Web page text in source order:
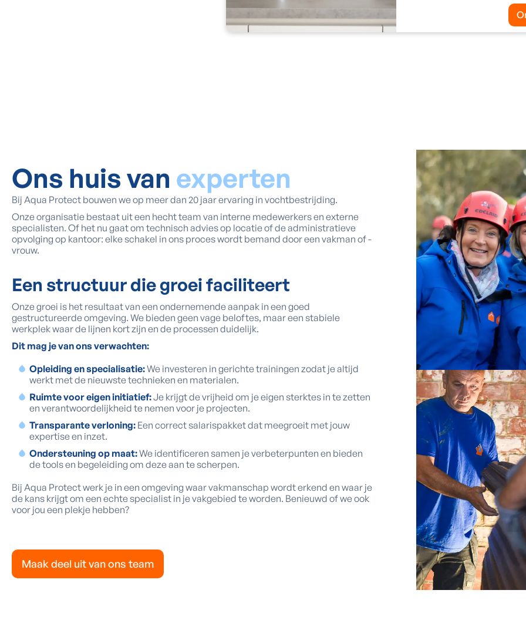
Ons huis van experten
Bij Aqua Protect bouwen we op meer dan 20 jaar ervaring in vochtbestrijding.
Onze organisatie bestaat uit een hecht team van interne medewerkers en externe
specialisten. Of het nu gaat om technisch advies op locatie of de administratieve
opvolging op kantoor: elke schakel in ons proces wordt bemand door een vakman of -
vrouw.
Een structuur die groei faciliteert
Onze groei is het resultaat van een ondernemende aanpak in een goed
gestructureerde omgeving. We bieden geen vage beloftes, maar een stabiele
werkplek waar de lijnen kort zijn en de processen duidelijk.
Dit mag je van ons verwachten:
Opleiding en specialisatie:We investeren in gerichte trainingen zodat je altijd
werkt met de nieuwste technieken en materialen.
Ruimte voor eigen initiatief:Je krijgt de vrijheid om je eigen sterktes in te zetten
en verantwoordelijkheid te nemen voor je projecten.
Transparante verloning: Een correct salarispakket dat meegroeit met jouw
expertise en inzet.
Ondersteuning op maat:We identificeren samen je verbeterpunten en bieden
de tools en begeleiding om deze aan te scherpen.
Bij Aqua Protect werk je in een omgeving waar vakmanschap wordt erkend en waar je
de kans krijgt om een echte specialist in je vakgebied te worden. Benieuwd of we ook
voor jou een plekje hebben?
Maak deel uit van ons team